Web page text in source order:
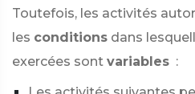
Toutefois, les activités
les conditions dans
exercées sont variables :